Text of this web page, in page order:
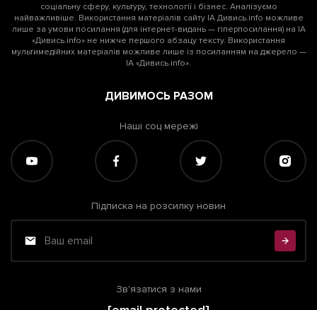
соціальну сферу, культуру, технології і бізнес. Аналізуємо
найважливіше. Використання матеріалів сайту ІА Дивись.info можливе
лише за умови посилання (для інтернет-видань — гіперпосилання) на ІА
«Дивись.info» не нижче першого абзацу тексту. Використання
мультимедійних матеріалів можливе лише із посиланням на джерело —
ІА «Дивись.info».
ДИВИМОСЬ РАЗОМ
Наші соц мережі
Підписка на розсилку новин
Зв'язатися з нами